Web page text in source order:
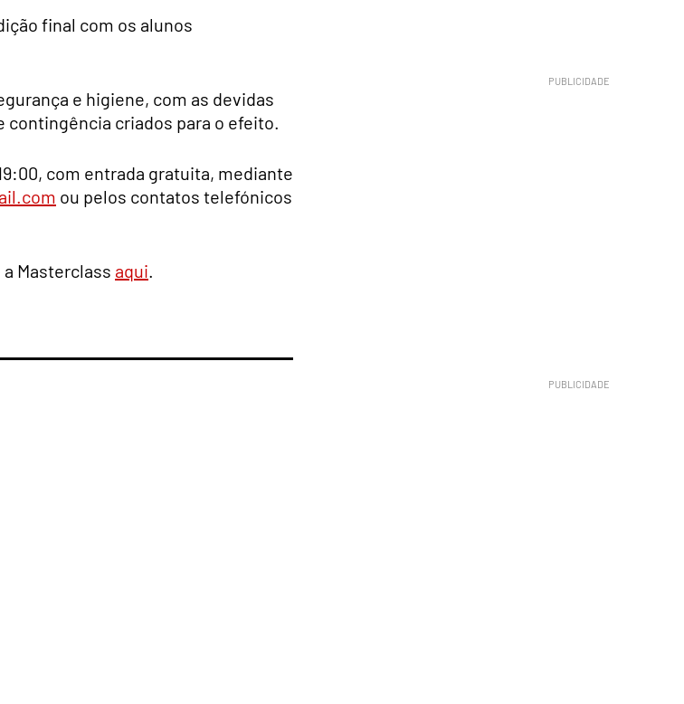
final com os alunos
e higiene, com as devidas
contingência criados para o efeito.
com entrada gratuita, mediante
ou pelos contatos telefónicos
Masterclass aqui